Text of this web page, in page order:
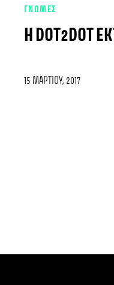
ΓΝΩΜΕΣ
Η DOT2DOT
15 ΜΑΡΤΊΟΥ, 2017